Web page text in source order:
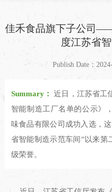
佳禾食品旗下子公司
度江苏省
Publish Date：
Summary：
近日，江苏省工
智能制造工厂名单的公示》
味食品有限公司成功入选，
省智能制造示范车间”以来第
级荣誉。